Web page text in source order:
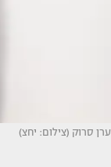
ערן סרוק (צילום: יחצ)